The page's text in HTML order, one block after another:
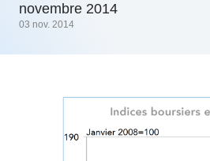
novembre 2014
03 nov. 2014